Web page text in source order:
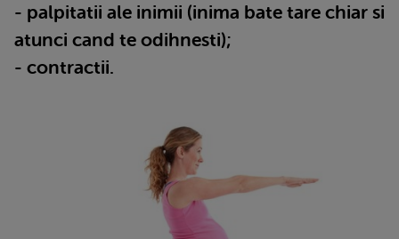
- palpitatii ale inimii (inima bate tare chiar si
atunci cand te odihnesti);
- contractii.